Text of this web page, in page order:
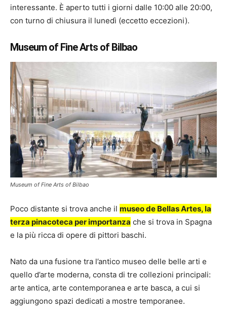
interessante. È aperto tutti i giorni dalle 10:00 alle 20:00,
con turno di chiusura il lunedì (eccetto eccezioni).
Museum of Fine Arts of Bilbao
Museum of Fine Arts of Bilbao
Poco distante si trova anche il museo de Bellas Artes, la
terza pinacoteca per importanza che si trova in Spagna
e la più ricca di opere di pittori baschi.
Nato da una fusione tra l’antico museo delle belle arti e
quello d’arte moderna, consta di tre collezioni principali:
arte antica, arte contemporanea e arte basca, a cui si
aggiungono spazi dedicati a mostre temporanee.